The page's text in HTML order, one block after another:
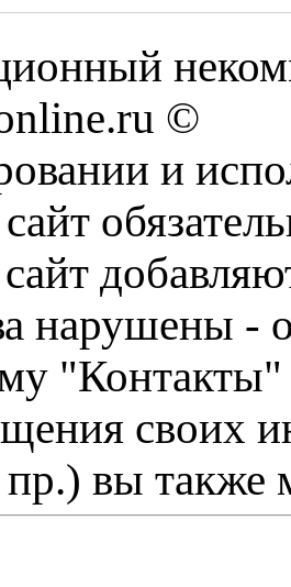
©
и
нарушены -
"Контакты"
своих
вы также